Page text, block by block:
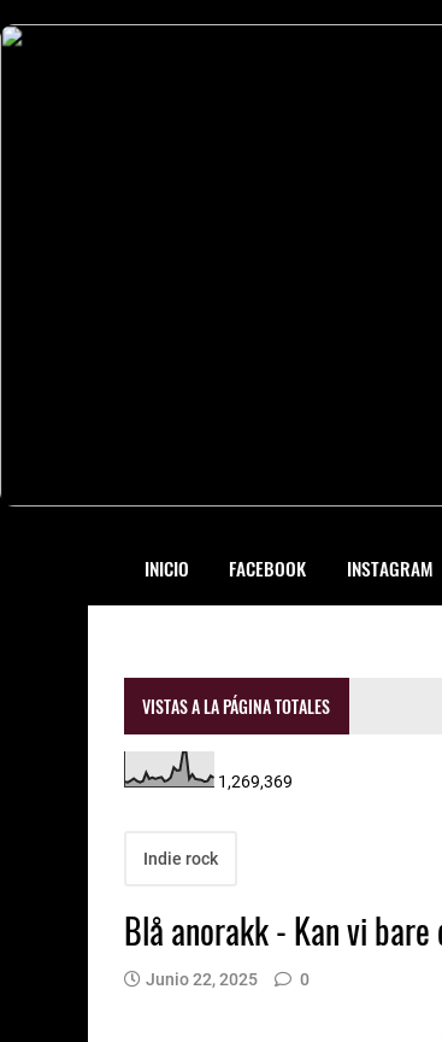
INICIO FACEBOOK INSTAGRAM
VISTAS A LA PÁGINA TOTALES
1,269,369
Indie rock
Blå anorakk - Kan vi bare
Junio 22, 2025 0